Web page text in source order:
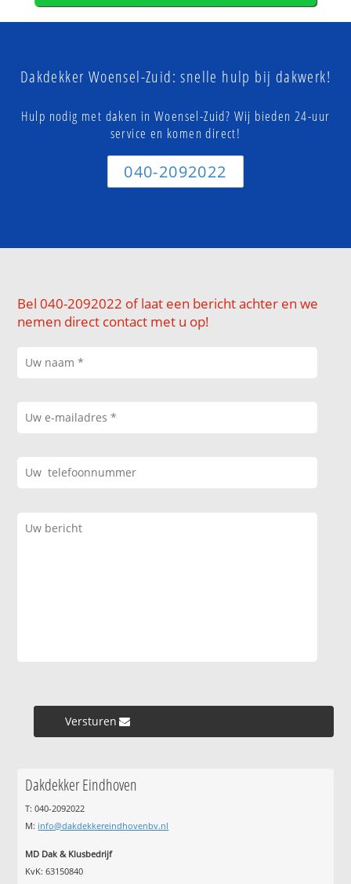
Dakdekker Woensel-Zuid: snelle hulp bij dakwerk!
Hulp nodig met daken in Woensel-Zuid? Wij bieden 24-uur
service en komen direct!
040-2092022
Bel 040-2092022 of laat een bericht achter en we
nemen direct contact met u op!
Versturen »
Dakdekker Eindhoven
T: 040-2092022
M: info@dakdekkereindhovenbv.nl
MD Dak & Klusbedrijf
KvK: 63150840